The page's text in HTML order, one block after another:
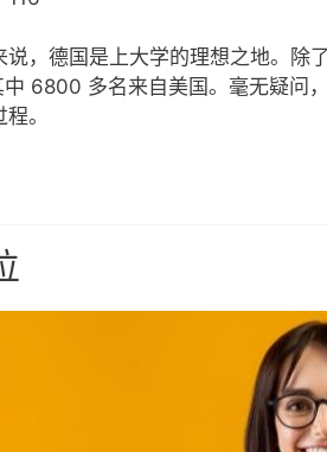
说，德国是上大学的理想之地。除
6800 多名来自美国。毫无疑问
。